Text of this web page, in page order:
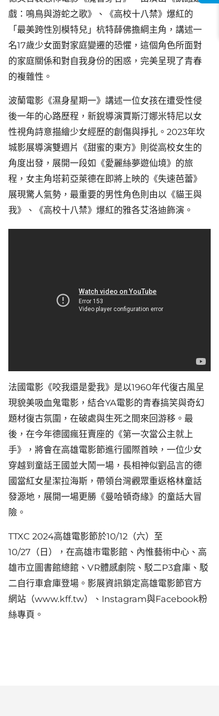
戲：鳴鳥與游蛇之歌》、《高校十八禁》爆紅的
「最美跨性別模特兒」杭特薛佛擔綱主角，講述一
名17歲少女面對家庭變遷的恐懼，這個角色所面對
的家庭關係和對自我身份的困惑，完美呈現了青春
的複雜性。
波蘭電影《濕身星期一》講述一位女孩在遭受性侵
後一年的心路歷程，新銳導演賈斯汀娜米特尼以女
性視角詩意描繪少女經歷的創傷與掙扎。2023年坎
城影展導演雙週片《甜蜜的東方》則從高校女生的
角度出發，展開一段如《愛麗絲夢遊仙境》的旅
程，女主角塔莉亞萊德在即將上映的《失速芭蕾》
展現驚人氣勢，最重要的男性角色則由以《貓王與
我》、《高校十八禁》爆紅的雅各艾洛迪飾演。
法國電影《咬我還是愛我》是以1960年代復古風呈
現貌美吸血鬼電影，結合YA電影的青春搞笑與奇幻
題材復古氛圍，在破處與生死之間來回游移。最
後，在今年德國瘋狂賣座的《第一次當公主就上
手》，將會在高雄電影節進行國際首映，一位少女
穿越到童話王國並大鬧一場，長相神似劉品言的德
國當紅女星潔拉海斯，帶領台灣觀眾重返格林童話
發源地，展開一場更勝《曼哈頓奇緣》的童話大冒
險。
TTXC 2024高雄電影節於10/12（六）至
10/27（日），在高雄市電影館、內惟藝術中心、高
雄市立圖書館總館、VR體感劇院、駁二P3倉庫、駁
二自行車倉庫登場。影展資訊鎖定高雄電影節官方
網站（www.kff.tw）、Instagram與Facebook粉
絲專頁。